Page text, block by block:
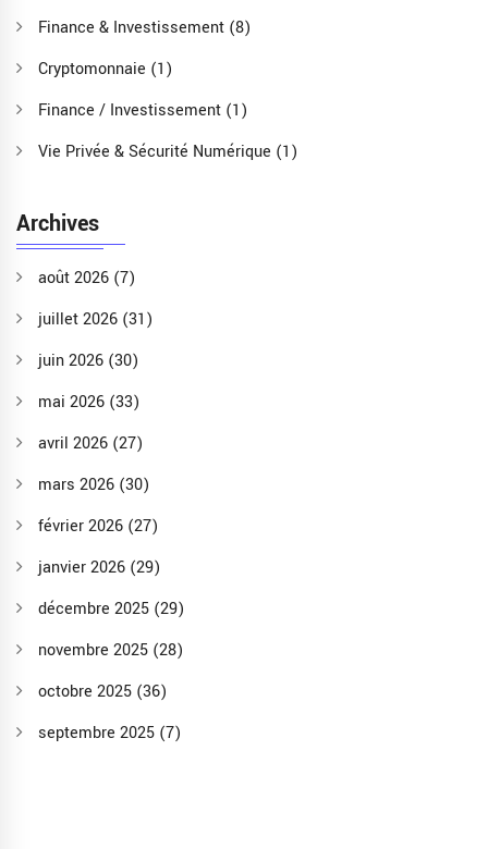
Finance & Investissement (8)
Cryptomonnaie (1)
Finance / Investissement (1)
Vie Privée & Sécurité Numérique (1)
Archives
août 2026 (7)
juillet 2026 (31)
juin 2026 (30)
mai 2026 (33)
avril 2026 (27)
mars 2026 (30)
février 2026 (27)
janvier 2026 (29)
décembre 2025 (29)
novembre 2025 (28)
octobre 2025 (36)
septembre 2025 (7)